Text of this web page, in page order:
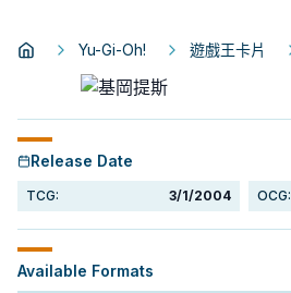
Yu-Gi-Oh! 遊戲王卡片
Release Date
TCG: 3/1/2004 OCG:
Available Formats